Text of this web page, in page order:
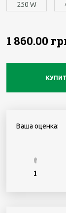
250 W
1 860.00
Ваша оценка:
1